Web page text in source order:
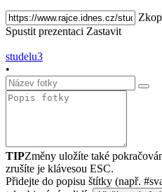
Spustit prezentaci Zastavit
studelu3
•
TIPZměny uložíte také
zrušíte je klávesou ESC.
Přidejte do popisu štítky (např.